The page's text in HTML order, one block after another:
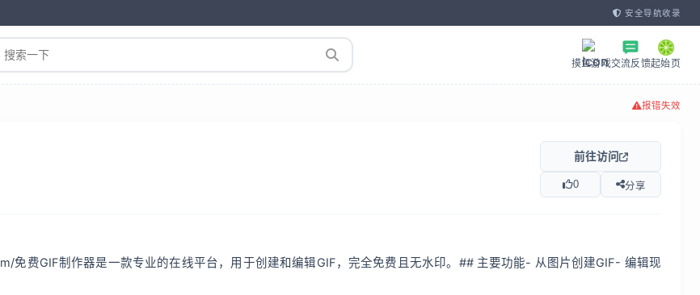
安全导航收录
摸鱼游戏交流反馈起始页
报错失效
前往访问
0 分享
免费GIF制作器是一款专业的在线平台，用于创建和编辑GIF，完全免费且无水印。## 主要功能- 从图片创建GIF- 编辑现